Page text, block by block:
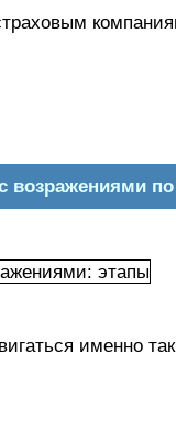
возражениями
именно